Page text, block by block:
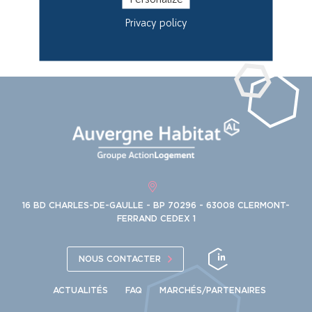
16 BD CHARLES-DE-GAULLE - BP 70296 - 63008 CLERMONT-
FERRAND CEDEX 1
NOUS CONTACTER
ACTUALITÉS FAQ MARCHÉS/PARTENAIRES
Privacy policy